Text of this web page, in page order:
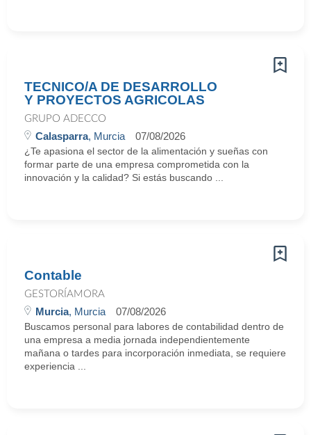
TECNICO/A DE DESARROLLO
Y PROYECTOS AGRICOLAS
GRUPO ADECCO
Calasparra, Murcia 07/08/2026
¿Te apasiona el sector de la alimentación y sueñas con
formar parte de una empresa comprometida con la
innovación y la calidad? Si estás buscando ...
Contable
GESTORÍAMORA
Murcia, Murcia 07/08/2026
Buscamos personal para labores de contabilidad dentro de
una empresa a media jornada independientemente
mañana o tardes para incorporación inmediata, se requiere
experiencia ...